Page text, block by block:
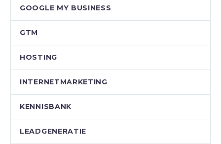
GOOGLE MY BUSINESS
GTM
HOSTING
INTERNETMARKETING
KENNISBANK
LEADGENERATIE